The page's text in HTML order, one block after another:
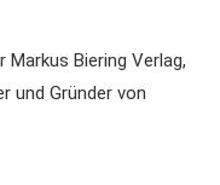
Markus Biering Verlag,
und Gründer von